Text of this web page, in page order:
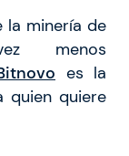
la minería de
menos
es la
quien quiere